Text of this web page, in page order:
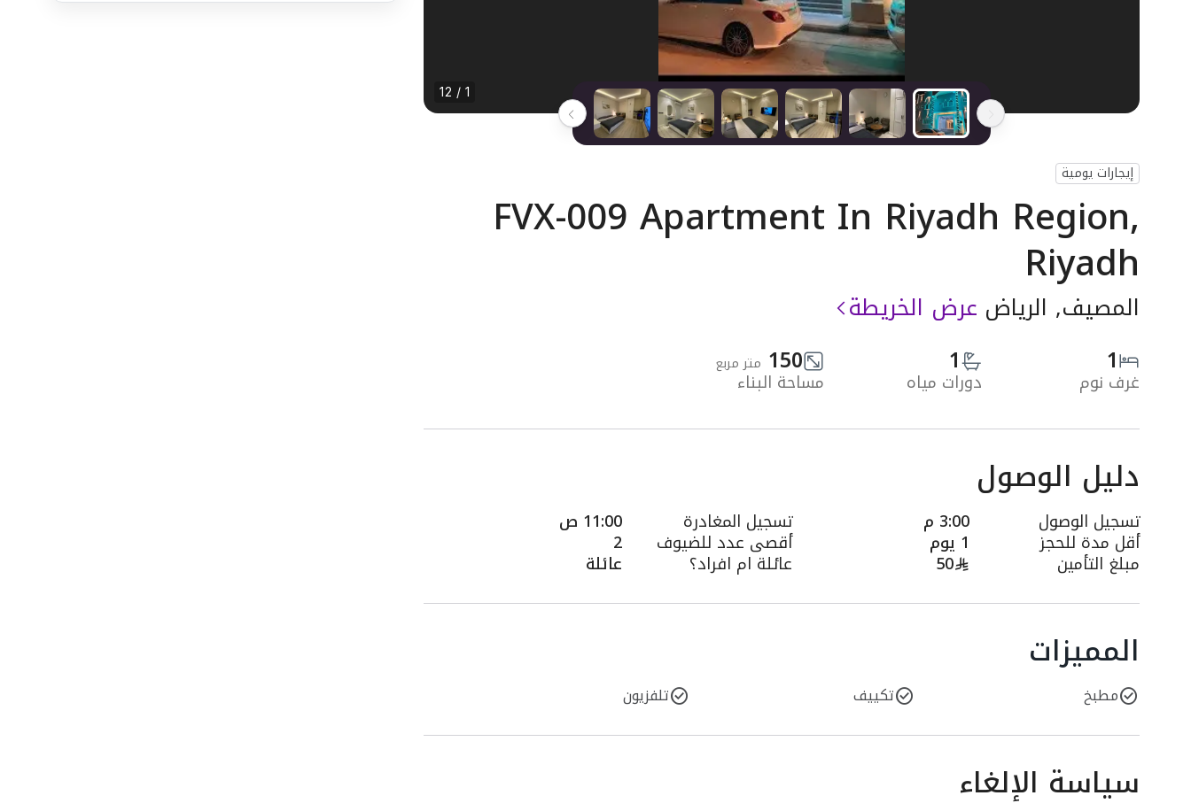
1 / 12
إيجارات يومية
FVX-009 Apartment In Riyadh Region,
Riyadh
المصيف, الرياض عرض الخريطة
1
غرف نوم
1
دورات مياه
150 متر مربع
مساحة البناء
دليل الوصول
تسجيل الوصول 3:00 م تسجيل المغادرة 11:00 ص
أقل مدة للحجز 1 يوم أقصى عدد للضيوف 2
مبلغ التأمين 50 عائلة ام افراد؟ عائلة
المميزات
مطبخ تكييف تلفزيون
سياسة الإلغاء